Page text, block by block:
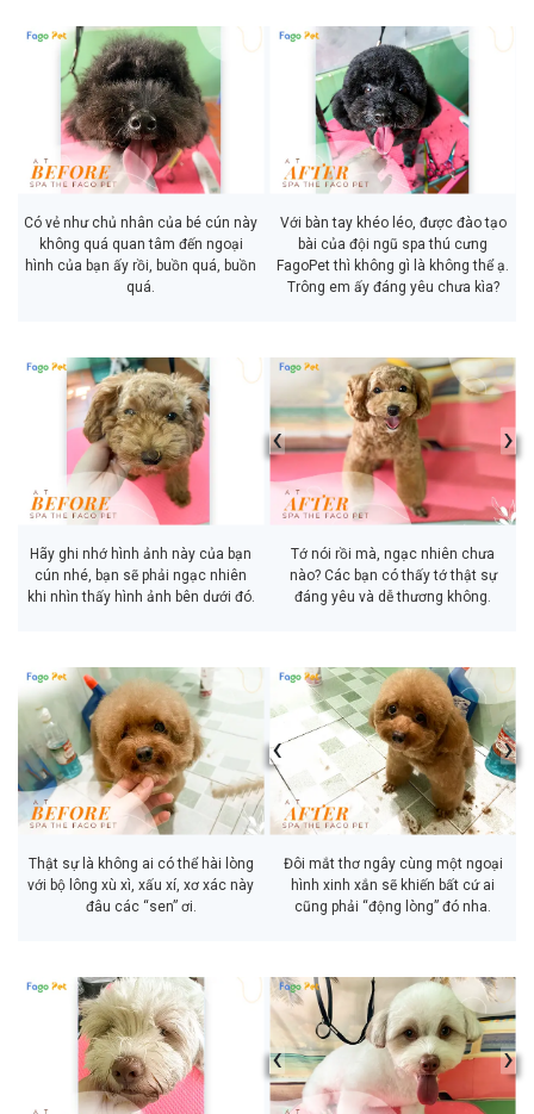
Có vẻ như chủ nhân của bé cún này
không quá quan tâm đến ngoại
hình của bạn ấy rồi, buồn quá, buồn
quá.
Với bàn tay khéo léo, được đào tạo
bài của đội ngũ spa thú cưng
FagoPet thì không gì là không thể ạ.
Trông em ấy đáng yêu chưa kìa?
Hãy ghi nhớ hình ảnh này của bạn
cún nhé, bạn sẽ phải ngạc nhiên
khi nhìn thấy hình ảnh bên dưới đó.
‹ ›
Tớ nói rồi mà, ngạc nhiên chưa
nào? Các bạn có thấy tớ thật sự
đáng yêu và dễ thương không.
Thật sự là không ai có thể hài lòng
với bộ lông xù xì, xấu xí, xơ xác này
đâu các “sen” ơi.
‹ ›
Đôi mắt thơ ngây cùng một ngoại
hình xinh xắn sẽ khiến bất cứ ai
cũng phải “động lòng” đó nha.
‹ ›